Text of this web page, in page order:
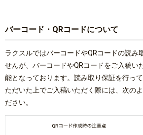
バーコード・QRコードについて
ラクスルではバーコードやQRコードの読み
せんが、バーコードやQRコードをご入稿い
能となっております。読み取り保証を行っ
ただいた上でご入稿いただく際には、次の
ださい。